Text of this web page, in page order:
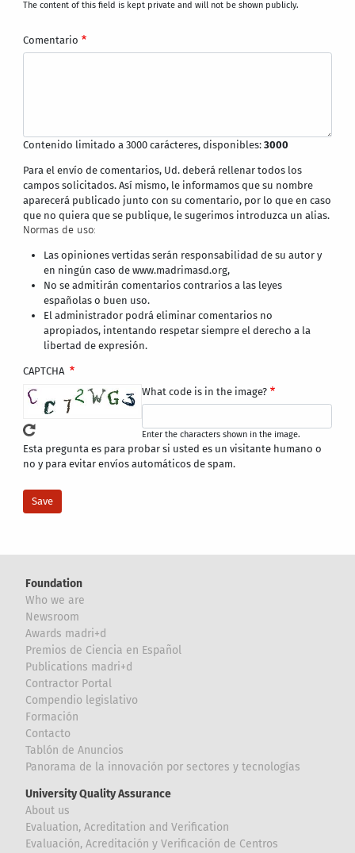
The content of this field is kept private and will not be shown publicly.
Comentario
Contenido limitado a 3000 carácteres, disponibles:3000
Para el envío de comentarios, Ud. deberá rellenar todos los
campos solicitados. Así mismo, le informamos que su nombre
aparecerá publicado junto con su comentario, por lo que en caso
que no quiera que se publique, le sugerimos introduzca un alias.
Normas de uso:
Las opiniones vertidas serán responsabilidad de su autor y
en ningún caso de www.madrimasd.org,
No se admitirán comentarios contrarios a las leyes
españolas o buen uso.
El administrador podrá eliminar comentarios no
apropiados, intentando respetar siempre el derecho a la
libertad de expresión.
CAPTCHA
What code is in the image?
Enter the characters shown in the image.
Esta pregunta es para probar si usted es un visitante humano o
no y para evitar envíos automáticos de spam.
Foundation
Who we are
Newsroom
Awards madri+d
Premios de Ciencia en Español
Publications madri+d
Contractor Portal
Compendio legislativo
Formación
Contacto
Tablón de Anuncios
Panorama de la innovación por sectores y tecnologías
University Quality Assurance
About us
Evaluation, Acreditation and Verification
Evaluación, Acreditación y Verificación de Centros